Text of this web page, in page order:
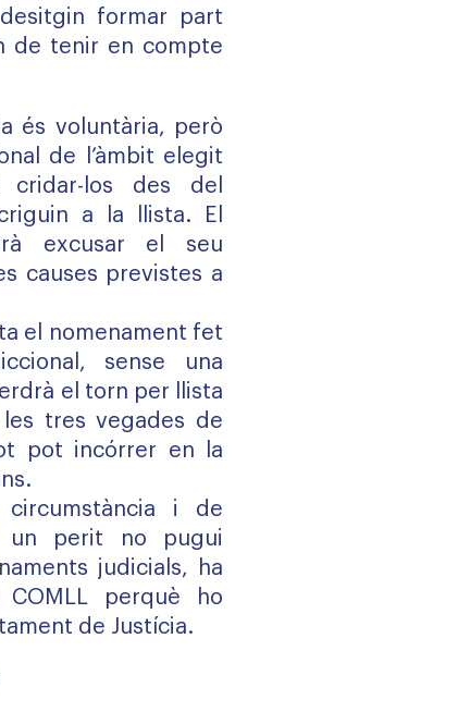
formar part
de tenir en compte
és voluntària, però
de l’àmbit elegit
los des del
a la llista. El
excusar el seu
causes previstes a
el nomenament fet
sense una
el torn per llista
tres vegades de
pot incórrer en la
i de
un perit no pugui
judicials, ha
perquè ho
de Justícia.